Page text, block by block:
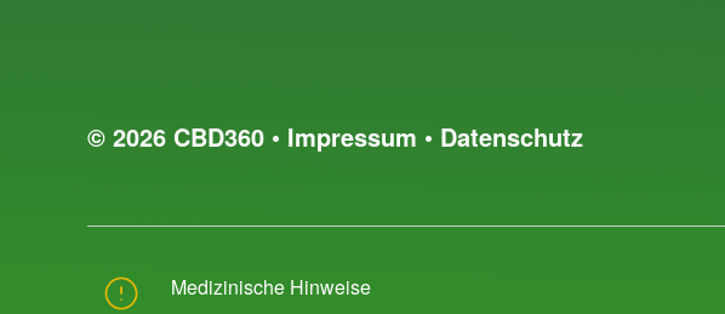
© 2026 CBD360 • Impressum • Datenschutz
Medizinische Hinweise